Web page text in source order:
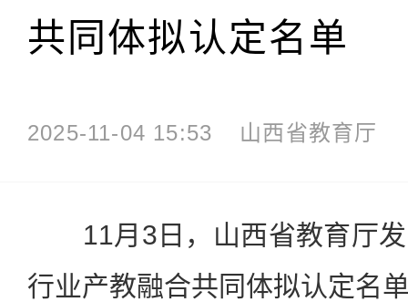
共同体拟认定名单
2025-11-04 15:53 山西省教育厅
11月3日，山西省教育厅发
行业产教融合共同体拟认定名